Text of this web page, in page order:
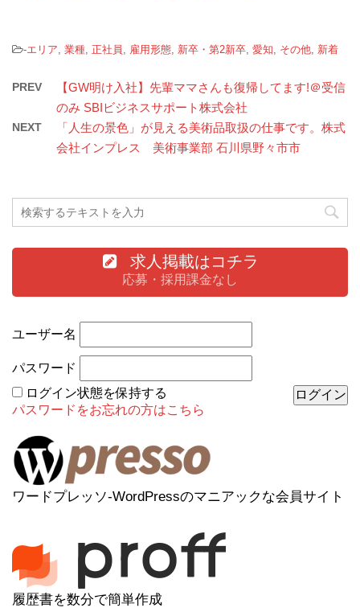
-エリア, 業種, 正社員 , 雇用形態, 新卒・第2新卒, 愛知, その他, 新着
PREV
【GW明け入社】先輩ママさんも復帰してます!＠受信
のみ SBIビジネスサポート株式会社
NEXT
「人生の景色」が見える美術品取扱の仕事です。株式
会社インプレス 美術事業部 石川県野々市市
求人掲載はコチラ
応募・採用課金なし
ユーザー名
パスワード
ログイン状態を保持する
パスワードをお忘れの方はこちら
ワードプレッソ-WordPressのマニアックな会員サイト
履歴書を数分で簡単作成